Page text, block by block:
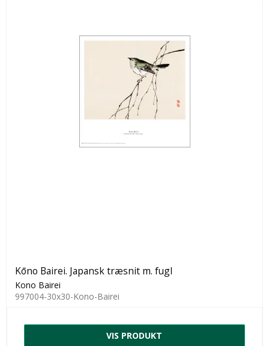
Kōno Bairei. Japansk træsnit m. fugl
Kono Bairei
997004-30x30-Kono-Bairei
VIS PRODUKT